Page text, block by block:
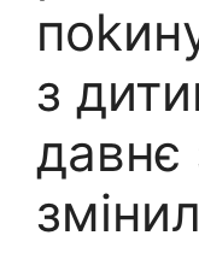
з
давнє